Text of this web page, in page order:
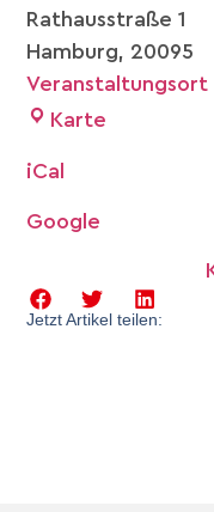
Rathausstraße 1
Hamburg, 20095
Veranstaltungsort
Karte
iCal
Google
Jetzt Artikel teilen: